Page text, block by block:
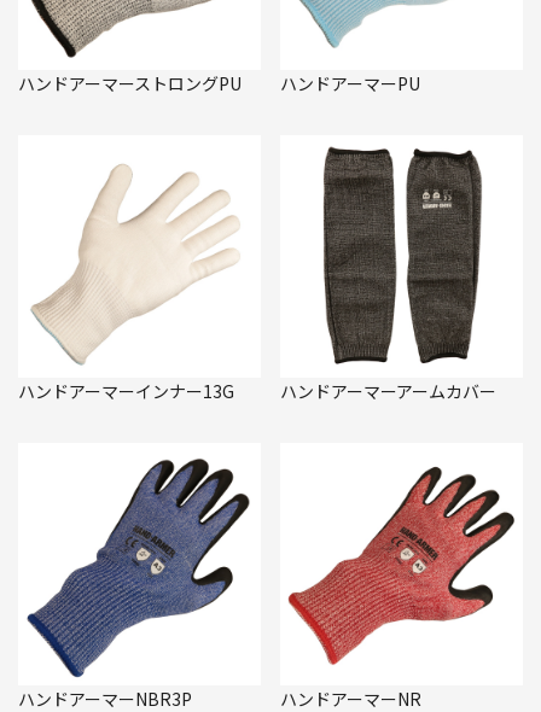
ハンドアーマーストロングPU ハンドアーマーPU
ハンドアーマーインナー13G ハンドアーマーアームカバー
ハンドアーマーNBR3P ハンドアーマーNR